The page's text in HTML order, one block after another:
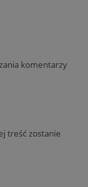
komentarzy
treść zostanie